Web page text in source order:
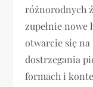
różnorodnych
zupełnie
otwarcie się
dostrzegania
formach i